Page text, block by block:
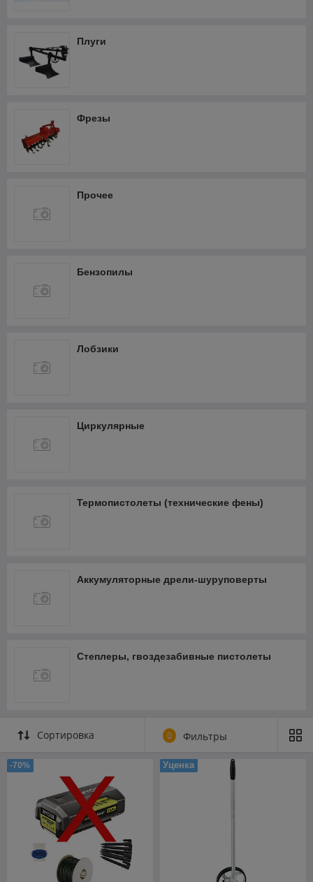
Плуги
Фрезы
Прочее
Бензопилы
Лобзики
Циркулярные
Термопистолеты (технические фены)
Аккумуляторные дрели-шуруповерты
Степлеры, гвоздезабивные пистолеты
Сортировка 0 Фильтры
-70% Уценка